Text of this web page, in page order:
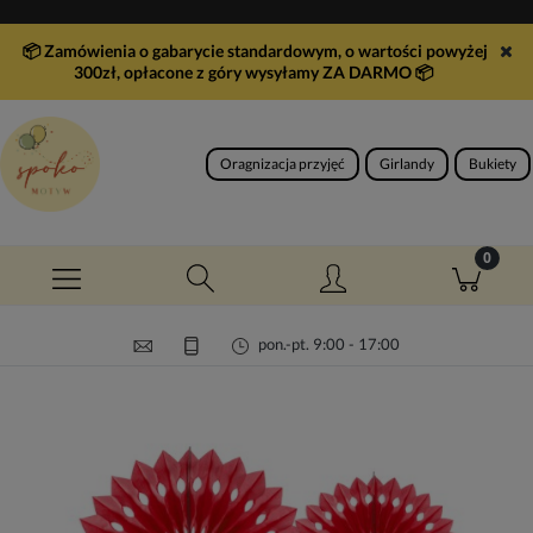
📦 Zamówienia o gabarycie standardowym, o wartości powyżej
300zł, opłacone z góry wysyłamy ZA DARMO📦
Oragnizacja przyjęć Girlandy Bukiety
pon.-pt. 9:00 - 17:00